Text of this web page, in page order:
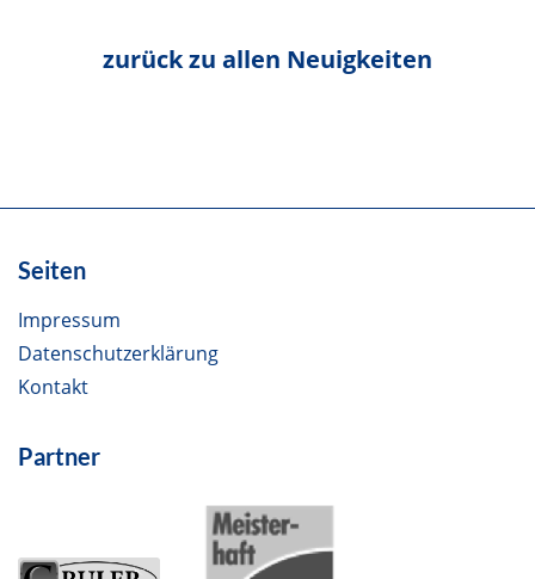
zurück zu allen Neuigkeiten
Seiten
Impressum
Datenschutzerklärung
Kontakt
Partner